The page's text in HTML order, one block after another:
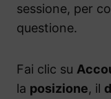
sessione, per
questione.
Fai clic su
la posizione, il